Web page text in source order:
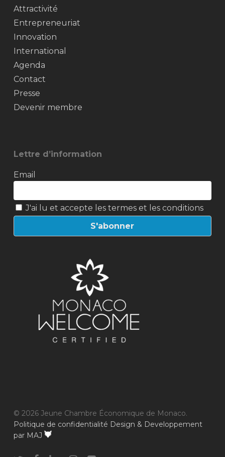
Attractivité
Entrepreneuriat
Innovation
International
Agenda
Contact
Presse
Devenir membre
Lettre d’information
Email
J'ai lu et accepte les termes et les conditions
© 2026 Jeune Chambre Économique de Monaco.
Politique de confidentialité Design & Developpement
par MAJ